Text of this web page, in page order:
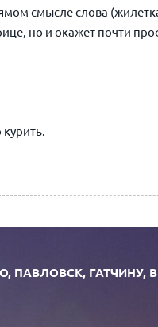
смысле слова
но и окажет почти
ПАВЛОВСК, ГАТЧИНУ,